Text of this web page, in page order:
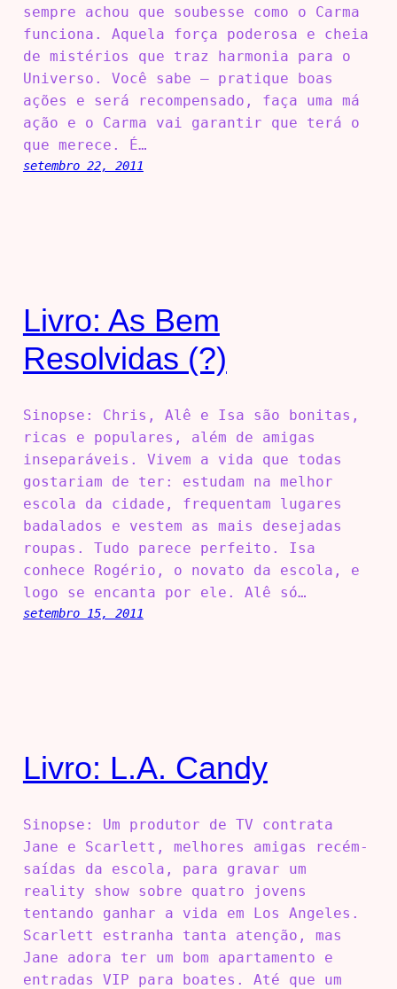
sempre achou que soubesse como o Carma
funciona. Aquela força poderosa e cheia
de mistérios que traz harmonia para o
Universo. Você sabe – pratique boas
ações e será recompensado, faça uma má
ação e o Carma vai garantir que terá o
que merece. É…
setembro 22, 2011
Livro: As Bem
Resolvidas (?)
Sinopse: Chris, Alê e Isa são bonitas,
ricas e populares, além de amigas
inseparáveis. Vivem a vida que todas
gostariam de ter: estudam na melhor
escola da cidade, frequentam lugares
badalados e vestem as mais desejadas
roupas. Tudo parece perfeito. Isa
conhece Rogério, o novato da escola, e
logo se encanta por ele. Alê só…
setembro 15, 2011
Livro: L.A. Candy
Sinopse: Um produtor de TV contrata
Jane e Scarlett, melhores amigas recém-
saídas da escola, para gravar um
reality show sobre quatro jovens
tentando ganhar a vida em Los Angeles.
Scarlett estranha tanta atenção, mas
Jane adora ter um bom apartamento e
entradas VIP para boates. Até que um